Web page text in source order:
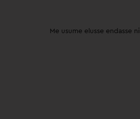
Me usume elusse endasse